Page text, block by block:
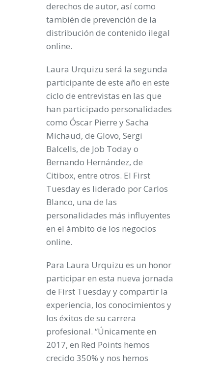
derechos de autor, así como
también de prevención de la
distribución de contenido ilegal
online.
Laura Urquizu será la segunda
participante de este año en este
ciclo de entrevistas en las que
han participado personalidades
como Óscar Pierre y Sacha
Michaud, de Glovo, Sergi
Balcells, de Job Today o
Bernando Hernández, de
Citibox, entre otros. El First
Tuesday es liderado por Carlos
Blanco, una de las
personalidades más influyentes
en el ámbito de los negocios
online.
Para Laura Urquizu es un honor
participar en esta nueva jornada
de First Tuesday y compartir la
experiencia, los conocimientos y
los éxitos de su carrera
profesional. “Únicamente en
2017, en Red Points hemos
crecido 350% y nos hemos